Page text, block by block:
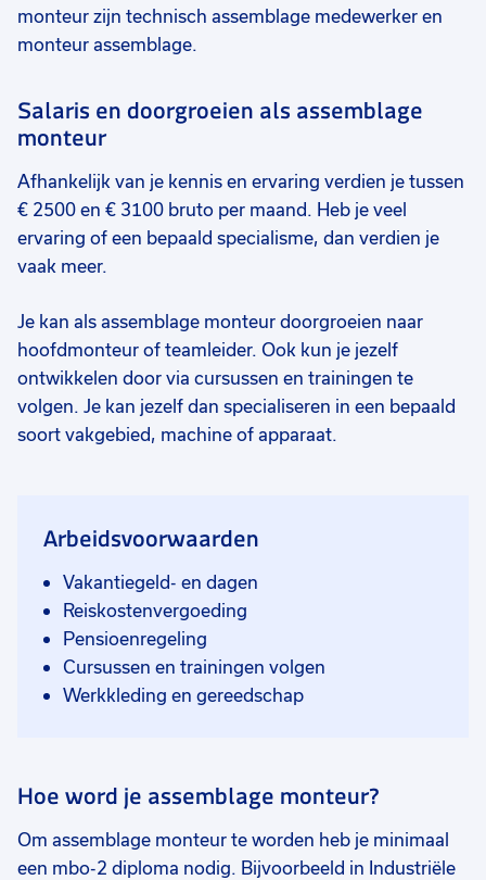
monteur zijn technisch assemblage medewerker en
monteur assemblage.
Salaris en doorgroeien als assemblage
monteur
Afhankelijk van je kennis en ervaring verdien je tussen
€ 2500 en € 3100 bruto per maand. Heb je veel
ervaring of een bepaald specialisme, dan verdien je
vaak meer.
Je kan als assemblage monteur doorgroeien naar
hoofdmonteur of teamleider. Ook kun je jezelf
ontwikkelen door via cursussen en trainingen te
volgen. Je kan jezelf dan specialiseren in een bepaald
soort vakgebied, machine of apparaat.
Arbeidsvoorwaarden
Vakantiegeld- en dagen
Reiskostenvergoeding
Pensioenregeling
Cursussen en trainingen volgen
Werkkleding en gereedschap
Hoe word je assemblage monteur?
Om assemblage monteur te worden heb je minimaal
een mbo-2 diploma nodig. Bijvoorbeeld in Industriële